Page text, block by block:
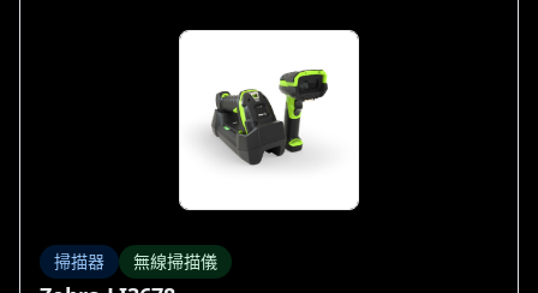
掃描器 無線掃描儀